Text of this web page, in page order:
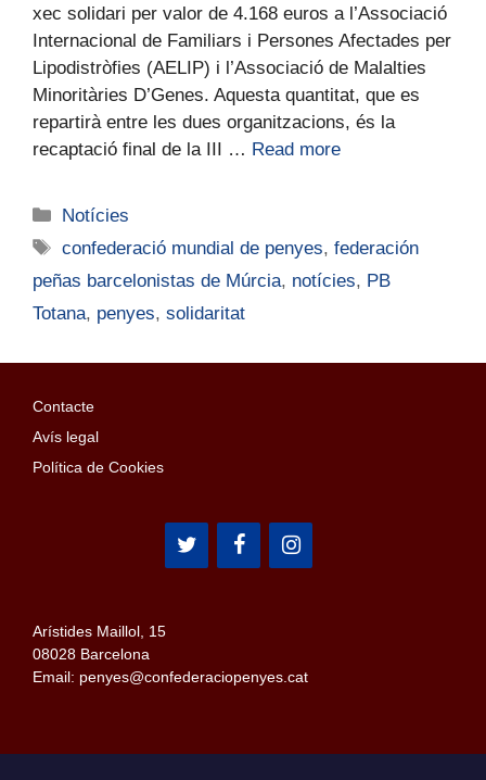
xec solidari per valor de 4.168 euros a l’Associació
Internacional de Familiars i Persones Afectades per
Lipodistròfies (AELIP) i l’Associació de Malalties
Minoritàries D’Genes. Aquesta quantitat, que es
repartirà entre les dues organitzacions, és la
recaptació final de la III … Read more
Notícies
confederació mundial de penyes,federación
peñas barcelonistas de Múrcia, notícies, PB
Totana, penyes, solidaritat
Contacte
Avís legal
Política de Cookies
Arístides Maillol, 15
08028 Barcelona
Email: penyes@confederaciopenyes.cat